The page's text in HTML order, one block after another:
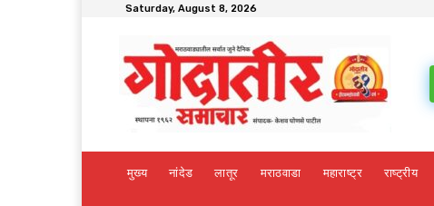
Saturday, August 8, 2026
मुख्य नांदेड लातूर मराठवाडा महाराष्ट्र राष्ट्रीय